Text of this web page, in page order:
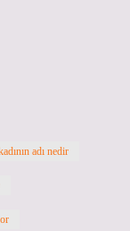
adı nedir